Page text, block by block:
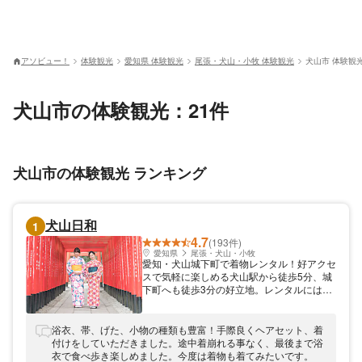
アソビュー！ 体験観光 愛知県 体験観光 尾張・犬山・小牧 体験観光 犬山市 体験観
犬山市の体験観光：21件
犬山市の体験観光 ランキング
1 犬山日和
4.7(193件)
愛知県 尾張・犬山・小牧
愛知・犬山城下町で着物レンタル！好アクセ
スで気軽に楽しめる犬山駅から徒歩5分、城
下町へも徒歩3分の好立地。レンタルには、
す。城下町エリア最大級の豊富な品揃えと、
充実した小物類も自慢。お好きなコーディネ
ートがお楽しみ頂けます。さらに、閉店時間
浴衣、帯、げた、小物の種類も豊富！手際良くヘアセット、着
付けをしていただきました。途中着崩れる事なく、最後まで浴
衣で食べ歩き楽しめました。今度は着物も着てみたいです。